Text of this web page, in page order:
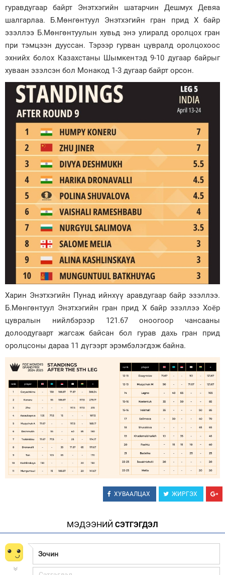
гуравдугаар байрт Энэтхэгийн шатарчин Дешмух Девяа
шалгарлаа. Б.Мөнгөнтуул Энэтхэгийн гран прид X байр
эзэллээ Б.Мөнгөнтуулын хувьд энэ улиралд оролцох гран
при тэмцээн дууссан. Тэрээр гурван цувралд оролцохоос
эхнийх болох Казахстаны Шымкентэд 9-10 дугаар байрыг
хуваан эзэлсэн бол Монакод 1-3 дугаар байрт орсон.
Харин Энэтхэгийн Пунад ийнхүү аравдугаар байр эзэллээ.
Б.Мөнгөнтуул Энэтхэгийн гран прид X байр эзэллээ Хоёр
цувралын нийлбэрээр 121.67 оноогоор чансааны
долоодугаарт жагсаж байсан бол гурав дахь гран прид
оролцсоны дараа 11 дүгээрт эрэмбэлэгдэж байна.
ХУВААЛЦАХ ЖИРГЭХ
МЭДЭЭНИЙ СЭТГЭГДЭЛ